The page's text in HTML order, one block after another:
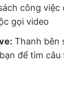
công việc
gọi video
Thanh bên
để tìm câu